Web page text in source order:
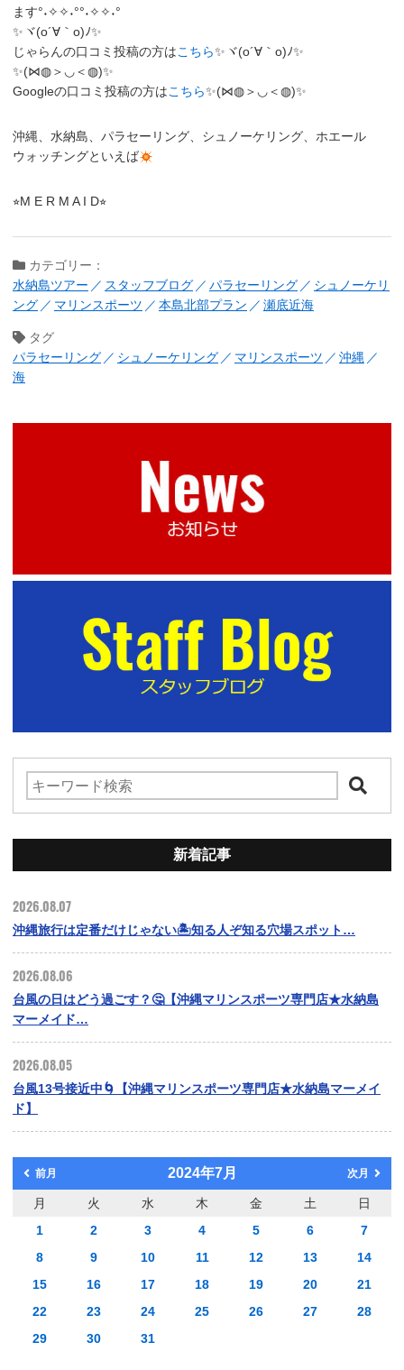
ます°˖✧✧˖°°˖✧✧˖°
✨ヾ(o´∀｀o)ﾉ✨
じゃらんの口コミ投稿の方はこちら✨ヾ(o´∀｀o)ﾉ✨
✨(⋈◍＞◡＜◍)✨
Googleの口コミ投稿の方はこちら✨(⋈◍＞◡＜◍)✨
沖縄、水納島、パラセーリング、シュノーケリング、ホエール
ウォッチングといえば
⭐︎M E R M A I D⭐︎
カテゴリー：
水納島ツアー
スタッフブログ パラセーリング
シュノーケリ
ング
マリンスポーツ 本島北部プラン 瀬底近海
タグ
パラセーリング
シュノーケリング マリンスポーツ
沖縄
海
新着記事
2026.08.07
沖縄旅行は定番だけじゃない🏝️知る人ぞ知る穴場スポット…
2026.08.06
台風の日はどう過ごす？🤔【沖縄マリンスポーツ専門店★水納島
マーメイド…
2026.08.05
台風13号接近中🌀【沖縄マリンスポーツ専門店★水納島マーメイ
ド】
前月 2024年7月 次月
月 火 水 木 金 土
日
1
2 3 4 5 6
7
8
9 10 11 12 13
14
15
16 17 18 19 20
21
22
23 24 25 26 27
28
29
30 31